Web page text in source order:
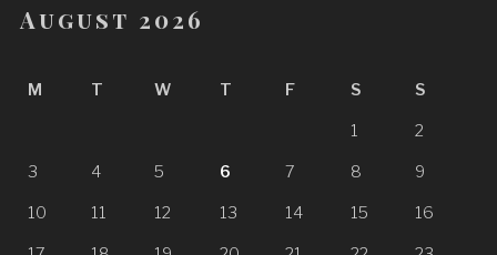
August 2026
M T W T F S S
1 2
3 4 5 6 7 8 9
10 11 12 13 14 15 16